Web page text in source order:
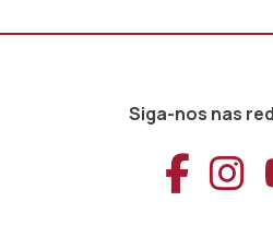
Siga-nos nas